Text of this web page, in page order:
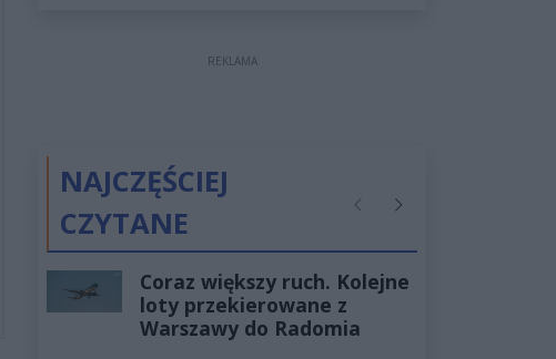
REKLAMA
NAJCZĘŚCIEJ
CZYTANE
PoprzednieNastępne
Coraz większy ruch. Kolejne
loty przekierowane z
Warszawy do Radomia